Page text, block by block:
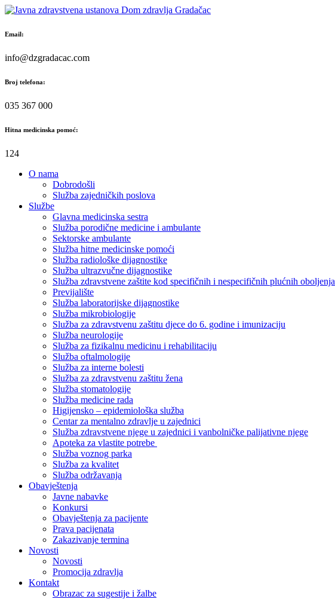
Skip
content
Email:
info@dzgradacac.com
Broj telefona:
035 367 000
Hitna medicinska pomoć:
124
O nama
Dobrodošli
Služba zajedničkih poslova
Službe
Glavna medicinska sestra
Služba porodične medicine i ambulante
Sektorske ambulante
Služba hitne medicinske pomoći
Služba radiološke dijagnostike
Služba ultrazvučne dijagnostike
Služba zdravstvene zaštite kod specifičnih i nespecifičnih plućnih oboljenja
Previjalište
Služba laboratorijske dijagnostike
Služba mikrobiologije
Služba za zdravstvenu zaštitu djece do 6. godine i imunizaciju
Služba neurologije
Služba za fizikalnu medicinu i rehabilitaciju
Služba oftalmologije
Služba za interne bolesti
Služba za zdravstvenu zaštitu žena
Služba stomatologije
Služba medicine rada
Higijensko – epidemiološka služba
Centar za mentalno zdravlje u zajednici
Služba zdravstvene njege u zajednici i vanbolničke palijativne njege
Apoteka za vlastite potrebe
Služba voznog parka
Služba za kvalitet
Služba održavanja
Obavještenja
Javne nabavke
Konkursi
Obavještenja za pacijente
Prava pacijenata
Zakazivanje termina
Novosti
Novosti
Promocija zdravlja
Kontakt
Obrazac za sugestije i žalbe